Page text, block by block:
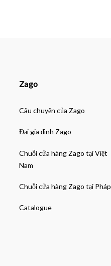
Zago
Câu chuyện của Zago
Đại gia đình Zago
Chuỗi cửa hàng Zago tại Việt
Nam
Chuỗi cửa hàng Zago tại Pháp
Catalogue